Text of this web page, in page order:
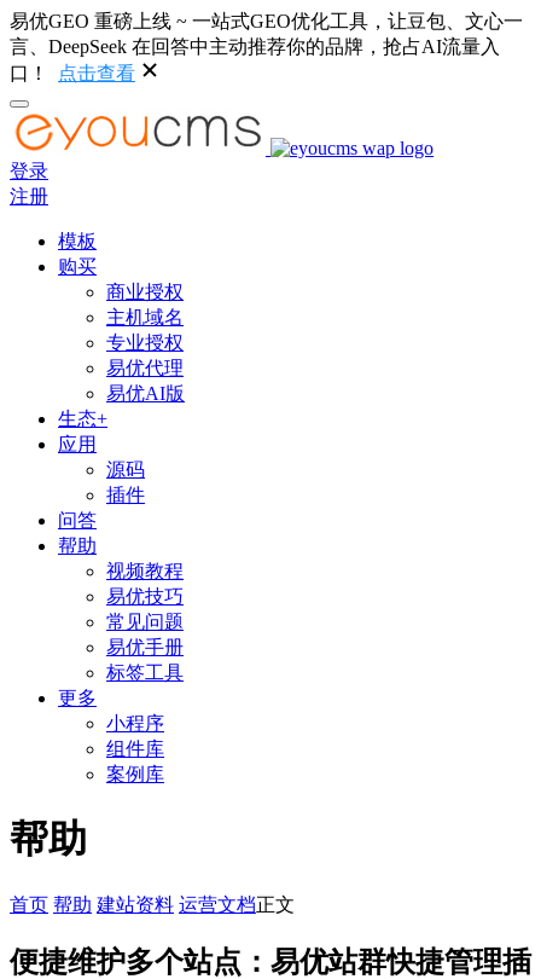
易优GEO 重磅上线 ~ 一站式GEO优化工具，让豆包、文心一
言、DeepSeek 在回答中主动推荐你的品牌，抢占AI流量入
口！
点击查看
登录
注册
模板
购买
商业授权
主机域名
专业授权
易优代理
易优AI版
生态+
应用
源码
插件
问答
帮助
视频教程
易优技巧
常见问题
易优手册
标签工具
更多
小程序
组件库
案例库
帮助
首页 帮助 建站资料 运营文档正文
便捷维护多个站点：易优站群快捷管理插